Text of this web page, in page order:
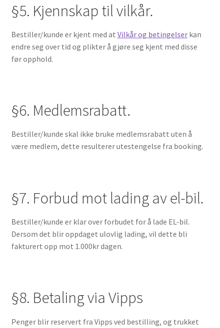
§5. Kjennskap til vilkår.
Bestiller/kunde er kjent med at Vilkår og betingelserkan
endre seg over tid og plikter å gjøre seg kjent med disse
før opphold.
§6. Medlemsrabatt.
Bestiller/kunde skal ikke bruke medlemsrabatt uten å
være medlem, dette resulterer utestengelse fra booking.
§7. Forbud mot lading av el-bil.
Bestiller/kunde er klar over forbudet for å lade EL-bil.
Dersom det blir oppdaget ulovlig lading, vil dette bli
fakturert opp mot 1.000kr dagen.
§8. Betaling via Vipps
Penger blir reservert fra Vipps ved bestilling, og trukket